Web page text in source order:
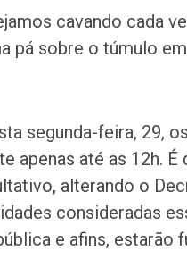
cavando cada
pá sobre o túmulo
segunda-feira, 29,
apenas até as 12h.
alterando o
consideradas
e afins, estarão